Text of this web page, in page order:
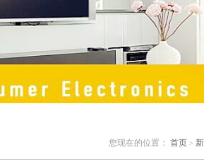
您现在的位置： 首页 >